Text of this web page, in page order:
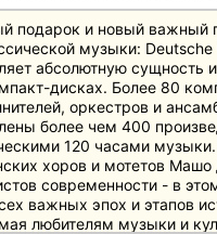
подарок и новый важный
музыки: Deutsche
абсолютную сущность
дисках. Более 80
оркестров и
более чем 400
120 часами
хоров и мотетов Машо
современности - в
важных эпох и этапов
любителям музыки и